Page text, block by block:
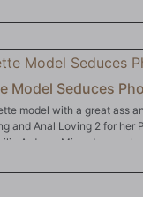
with Rico, the
type. She soon
Model Seduces
model with a great ass
and Anal Loving 2 for her
Ardana, Miranda soon
juicy ass and pussy.
deep throating and